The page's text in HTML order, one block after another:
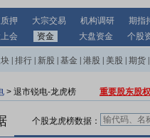
押 大宗交易 机构调研
期指
会 资金 大盘资金 个股
排行 新股 基金 港股 美股 期货
> 退市锐电-龙虎榜 重要股东股
个股龙虎榜数据：